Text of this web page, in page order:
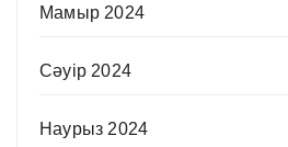
Мамыр 2024
Сәуір 2024
Наурыз 2024